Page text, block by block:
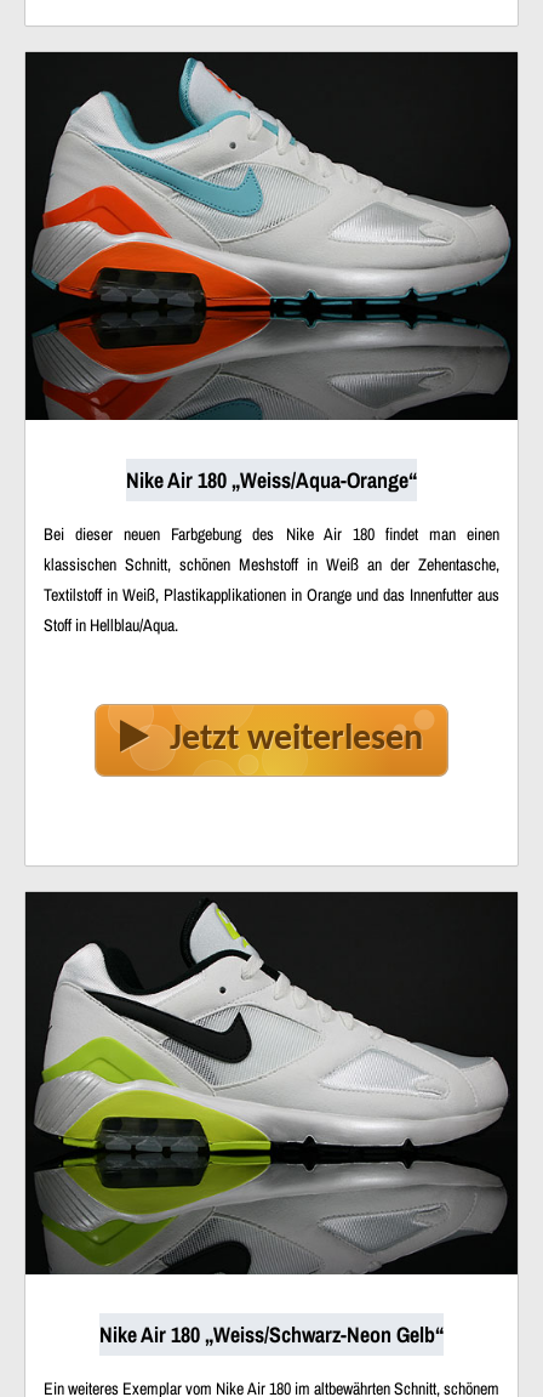
Nike Air 180 „Weiss/Aqua-Orange“
Bei dieser neuen Farbgebung des Nike Air 180 findet man einen
klassischen Schnitt, schönen Meshstoff in Weiß an der Zehentasche,
Textilstoff in Weiß, Plastikapplikationen in Orange und das Innenfutter aus
Stoff in Hellblau/Aqua.
Jetzt weiterlesen
Nike Air 180 „Weiss/Schwarz-Neon Gelb“
Ein weiteres Exemplar vom Nike Air 180 im altbewährten Schnitt, schönem